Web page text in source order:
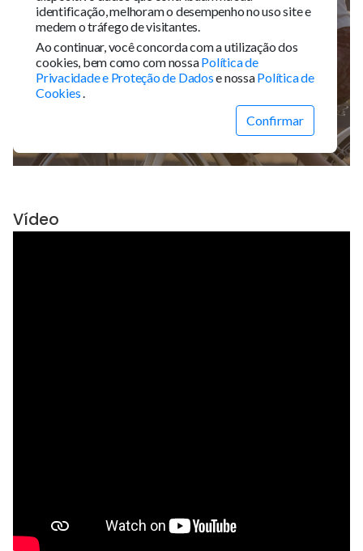
Vídeo